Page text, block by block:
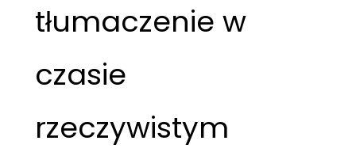
tłumaczenie w
czasie
rzeczywistym